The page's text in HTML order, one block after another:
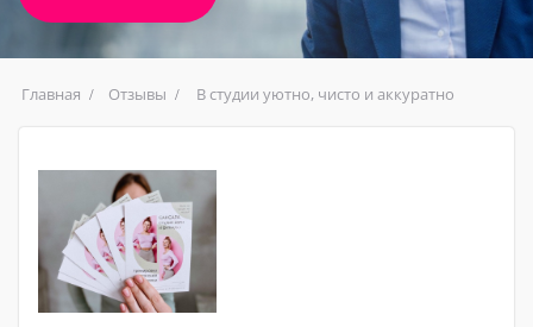
Главная Отзывы В студии уютно, чисто и аккуратно